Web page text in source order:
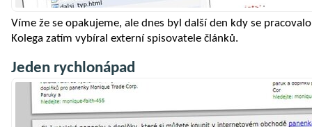
Víme že se opakujeme, ale dnes byl další den kdy se
Kolega zatím vybíral externí spisovatele článků.
Jeden rychlonápad